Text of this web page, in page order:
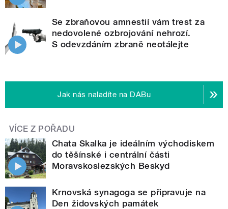
Se zbraňovou amnestií vám trest za
nedovolené ozbrojování nehrozí.
S odevzdáním zbraně neotálejte
Jak nás naladíte na DABu
VÍCE Z POŘADU
Chata Skalka je ideálním východiskem
do těšínské i centrální části
Moravskoslezských Beskyd
Krnovská synagoga se připravuje na
Den židovských památek